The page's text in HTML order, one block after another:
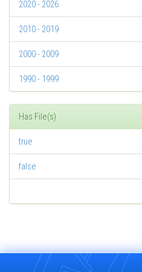
2020 - 2026
2010 - 2019
2000 - 2009
1990 - 1999
Has File(s)
true
false